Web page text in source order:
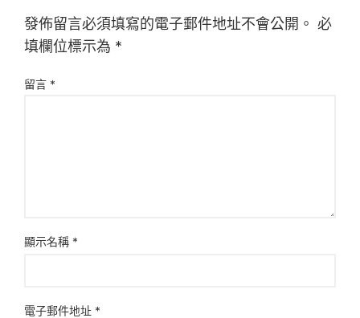
發佈留言必須填寫的電子郵件地址不會公開。 必
填欄位標示為 *
留言 *
顯示名稱 *
電子郵件地址 *